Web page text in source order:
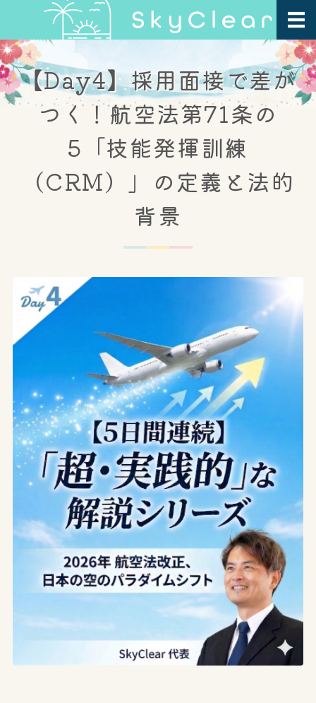
ホーム
プログラム紹介
指導方針・FAQ
お問い合わせ
【Day4】採用面接で差が
つく！航空法第71条の
5「技能発揮訓練
（CRM）」の定義と法的
背景